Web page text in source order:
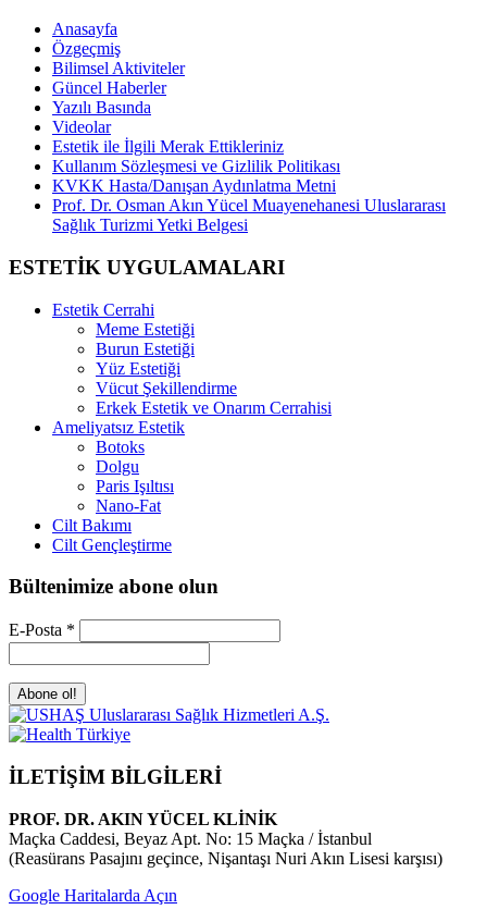
Anasayfa
Özgeçmiş
Bilimsel Aktiviteler
Güncel Haberler
Yazılı Basında
Videolar
Estetik ile İlgili Merak Ettikleriniz
Kullanım Sözleşmesi ve Gizlilik Politikası
KVKK Hasta/Danışan Aydınlatma Metni
Prof. Dr. Osman Akın Yücel Muayenehanesi Uluslararası
Sağlık Turizmi Yetki Belgesi
ESTETİK UYGULAMALARI
Estetik Cerrahi
Meme Estetiği
Burun Estetiği
Yüz Estetiği
Vücut Şekillendirme
Erkek Estetik ve Onarım Cerrahisi
Ameliyatsız Estetik
Botoks
Dolgu
Paris Işıltısı
Nano-Fat
Cilt Bakımı
Cilt Gençleştirme
Bültenimize abone olun
E-Posta *
İLETİŞİM BİLGİLERİ
PROF. DR. AKIN YÜCEL KLİNİK
Maçka Caddesi, Beyaz Apt. No: 15 Maçka / İstanbul
(Reasürans Pasajını geçince, Nişantaşı Nuri Akın Lisesi karşısı)
Google Haritalarda Açın